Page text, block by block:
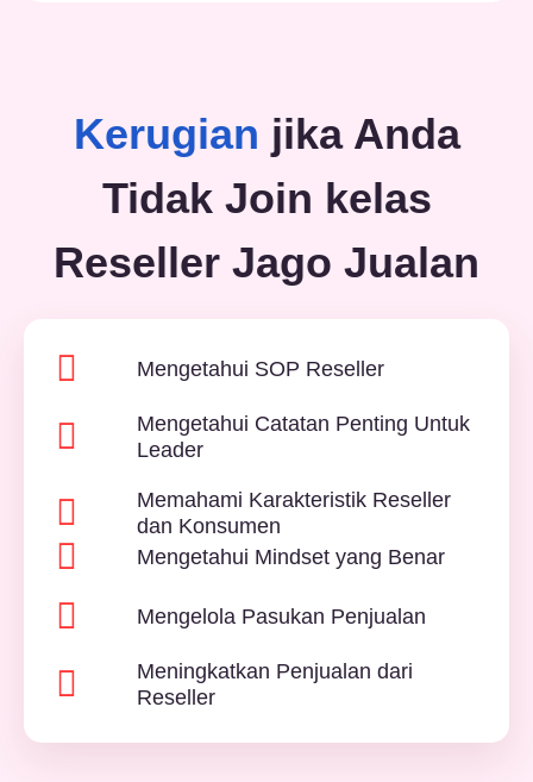
Kerugian jika Anda
Tidak Join kelas
Reseller Jago Jualan
Mengetahui Mindset yang Benar
Mengelola Pasukan Penjualan
Meningkatkan Penjualan dari
Reseller
Mengetahui SOP Reseller
Mengetahui Catatan Penting Untuk
Leader
Memahami Karakteristik Reseller
dan Konsumen